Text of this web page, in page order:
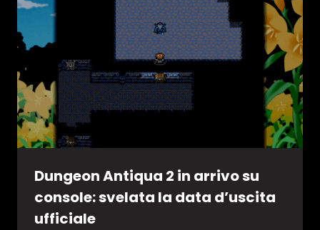
Dungeon Antiqua 2 in arrivo su
console: svelata la data d’uscita
ufficiale